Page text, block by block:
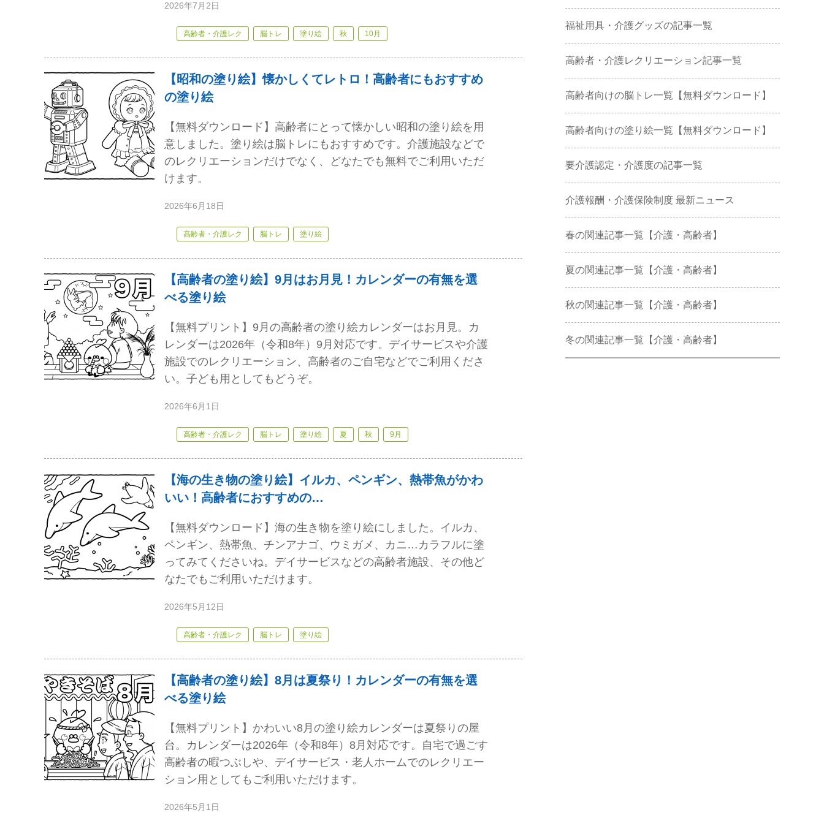
2026年7月2日
高齢者・介護レク 脳トレ 塗り絵 秋 10月
【昭和の塗り絵】懐かしくてレトロ！高齢者にもおすすめ
の塗り絵
【無料ダウンロード】高齢者にとって懐かしい昭和の塗り絵を用
意しました。塗り絵は脳トレにもおすすめです。介護施設などで
のレクリエーションだけでなく、どなたでも無料でご利用いただ
けます。
2026年6月18日
高齢者・介護レク 脳トレ 塗り絵
【高齢者の塗り絵】9月はお月見！カレンダーの有無を選
べる塗り絵
【無料プリント】9月の高齢者の塗り絵カレンダーはお月見。カ
レンダーは2026年（令和8年）9月対応です。デイサービスや介護
施設でのレクリエーション、高齢者のご自宅などでご利用くださ
い。子ども用としてもどうぞ。
2026年6月1日
高齢者・介護レク 脳トレ 塗り絵 夏 秋 9月
【海の生き物の塗り絵】イルカ、ペンギン、熱帯魚がかわ
いい！高齢者におすすめの…
【無料ダウンロード】海の生き物を塗り絵にしました。イルカ、
ペンギン、熱帯魚、チンアナゴ、ウミガメ、カニ…カラフルに塗
ってみてくださいね。デイサービスなどの高齢者施設、その他ど
なたでもご利用いただけます。
2026年5月12日
高齢者・介護レク 脳トレ 塗り絵
【高齢者の塗り絵】8月は夏祭り！カレンダーの有無を選
べる塗り絵
【無料プリント】かわいい8月の塗り絵カレンダーは夏祭りの屋
台。カレンダーは2026年（令和8年）8月対応です。自宅で過ごす
高齢者の暇つぶしや、デイサービス・老人ホームでのレクリエー
ション用としてもご利用いただけます。
2026年5月1日
福祉用具・介護グッズの記事一覧
高齢者・介護レクリエーション記事一覧
高齢者向けの脳トレ一覧【無料ダウンロード】
高齢者向けの塗り絵一覧【無料ダウンロード】
要介護認定・介護度の記事一覧
介護報酬・介護保険制度 最新ニュース
春の関連記事一覧【介護・高齢者】
夏の関連記事一覧【介護・高齢者】
秋の関連記事一覧【介護・高齢者】
冬の関連記事一覧【介護・高齢者】